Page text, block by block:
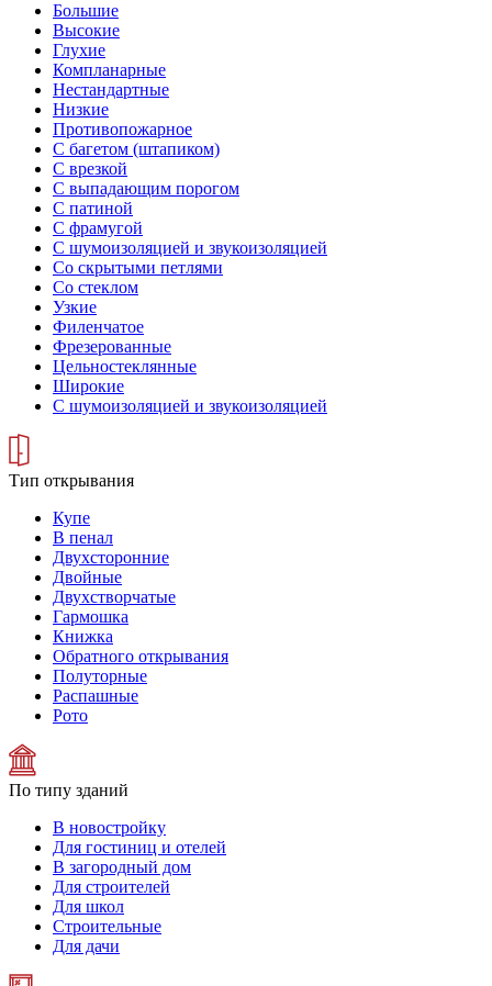
Большие
Высокие
Глухие
Компланарные
Нестандартные
Низкие
Противопожарное
С багетом (штапиком)
С врезкой
С выпадающим порогом
С патиной
С фрамугой
С шумоизоляцией и звукоизоляцией
Со скрытыми петлями
Со стеклом
Узкие
Филенчатое
Фрезерованные
Цельностеклянные
Широкие
С шумоизоляцией и звукоизоляцией
Тип открывания
Купе
В пенал
Двухсторонние
Двойные
Двухстворчатые
Гармошка
Книжка
Обратного открывания
Полуторные
Распашные
Рото
По типу зданий
В новостройку
Для гостиниц и отелей
В загородный дом
Для строителей
Для школ
Строительные
Для дачи